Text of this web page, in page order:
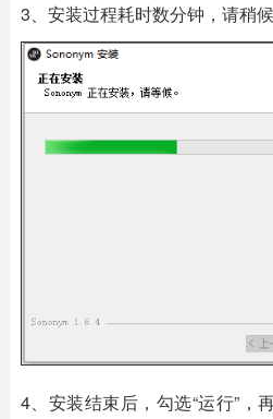
3、安装过程耗时数分钟，请稍候
4、安装结束后，勾选“运行”，